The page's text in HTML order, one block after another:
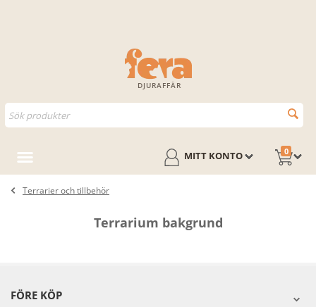
DJURAFFÄR
0
MITT KONTO
Terrarier och tillbehör
Terrarium bakgrund
FÖRE KÖP